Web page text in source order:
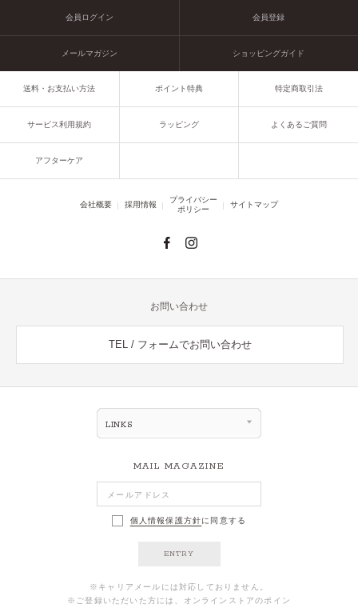
会員ログイン 会員登録
メールマガジン ショッピングガイド
送料・お支払い方法 ポイント特典 特定商取引法
サービス利用規約 ラッピング よくあるご質問
アフターケア
会社概要 採用情報
プライバシー
ポリシー
サイトマップ
お問い合わせ
TEL / フォームでお問い合わせ
LINKS
MAIL MAGAZINE
個人情報保護方針に同意する
ENTRY
※キャリアメールには対応しておりません。
※ご登録いただいた方には、オンラインストアのポイン